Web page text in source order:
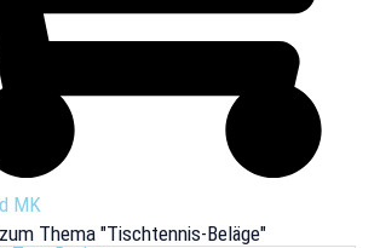
MK
Thema "Tischtennis-Beläge"